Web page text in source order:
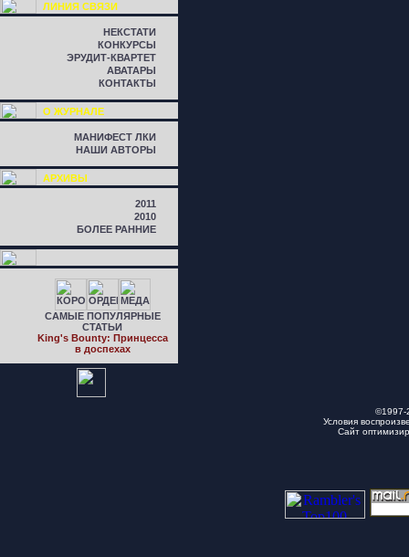
ЛИНИЯ СВЯЗИ
НЕКСТАТИ
КОНКУРСЫ
ЭРУДИТ-КВАРТЕТ
АВАТАРЫ
КОНТАКТЫ
О ЖУРНАЛЕ
МАНИФЕСТ ЛКИ
НАШИ АВТОРЫ
АРХИВЫ
2011
2010
БОЛЕЕ РАННИЕ
САМЫЕ ПОПУЛЯРНЫЕ
СТАТЬИ
King's Bounty: Принцесса
в доспехах
Условия
Сайт